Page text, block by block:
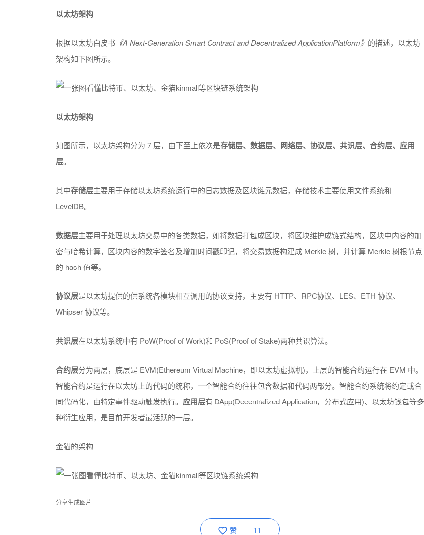
以太坊架构
根据以太坊白皮书 《A Next-Generation Smart Contract and Decentralized ApplicationPlatform》 的描述，以太坊
架构如下图所示。
以太坊架构
如图所示，以太坊架构分为 7 层，由下至上依次是存储层、数据层、网络层、协议层、共识层、合约层、应用
层。
其中存储层主要用于存储以太坊系统运行中的日志数据及区块链元数据，存储技术主要使用文件系统和
LevelDB。
数据层主要用于处理以太坊交易中的各类数据，如将数据打包成区块，将区块维护成链式结构，区块中内容的加
密与哈希计算，区块内容的数字签名及增加时间戳印记，将交易数据构建成 Merkle 树，并计算 Merkle 树根节点
的 hash 值等。
协议层是以太坊提供的供系统各模块相互调用的协议支持，主要有 HTTP、RPC协议、LES、ETH 协议、
Whipser 协议等。
共识层在以太坊系统中有 PoW(Proof of Work)和 PoS(Proof of Stake)两种共识算法。
合约层分为两层，底层是 EVM(Ethereum Virtual Machine，即以太坊虚拟机)，上层的智能合约运行在 EVM 中。
智能合约是运行在以太坊上的代码的统称，一个智能合约往往包含数据和代码两部分。智能合约系统将约定或合
同代码化，由特定事件驱动触发执行。 应用层有 DApp(Decentralized Application，分布式应用)、以太坊钱包等多
种衍生应用，是目前开发者最活跃的一层。
金猫的架构
分享生成图片
赞 11